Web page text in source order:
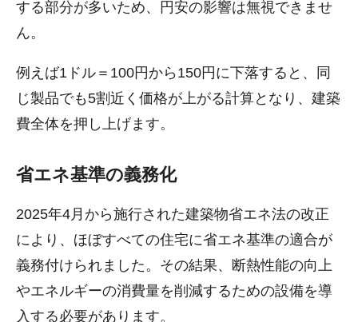
する部分が多いため、円安の影響は無視できませ
ん。
例えば1ドル＝100円から150円に下落すると、同
じ製品でも5割近く価格が上がる計算となり、建築
費全体を押し上げます。
省エネ基準の義務化
2025年4月から施行された建築物省エネ法の改正
により、ほぼすべての住宅に省エネ基準の適合が
義務付けられました。その結果、断熱性能の向上
やエネルギーの消費量を削減するための設備を導
入する必要があります。